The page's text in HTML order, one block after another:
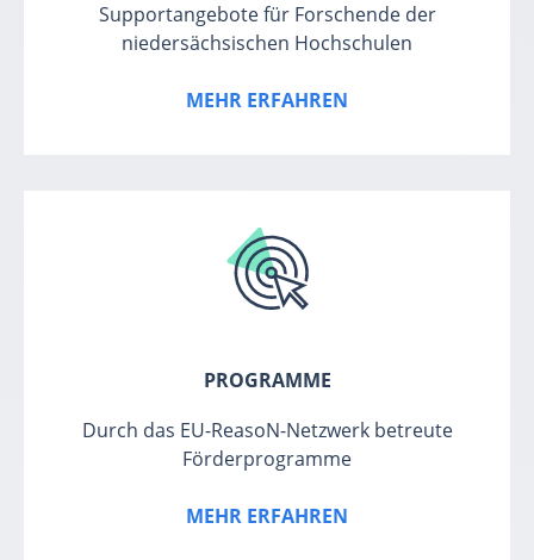
Supportangebote für Forschende der
niedersächsischen Hochschulen
MEHR ERFAHREN
PROGRAMME
Durch das EU-ReasoN-Netzwerk betreute
Förderprogramme
MEHR ERFAHREN